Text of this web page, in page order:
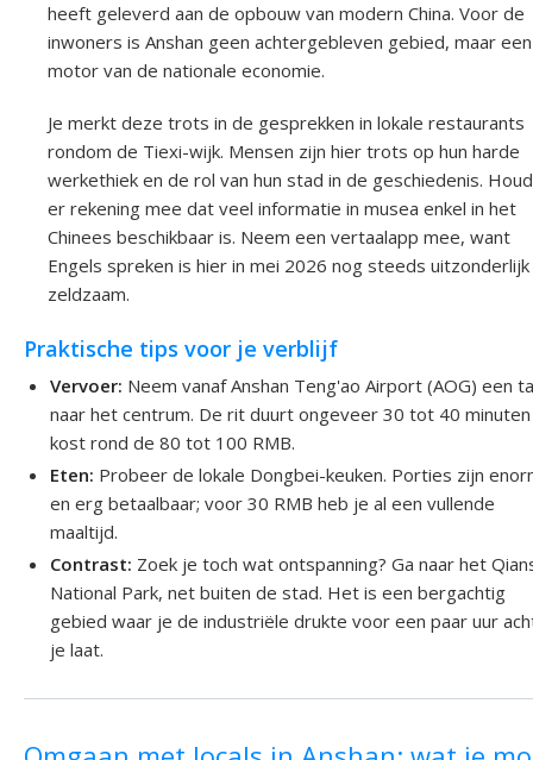
heeft geleverd aan de opbouw van modern China. Voor de
inwoners is Anshan geen achtergebleven gebied, maar een
motor van de nationale economie.
Je merkt deze trots in de gesprekken in lokale restaurants
rondom de Tiexi-wijk. Mensen zijn hier trots op hun harde
werkethiek en de rol van hun stad in de geschiedenis. Houd
er rekening mee dat veel informatie in musea enkel in het
Chinees beschikbaar is. Neem een vertaalapp mee, want
Engels spreken is hier in mei 2026 nog steeds uitzonderlijk
zeldzaam.
Praktische tips voor je verblijf
Vervoer: Neem vanaf Anshan Teng'ao Airport (AOG) een
naar het centrum. De rit duurt ongeveer 30 tot 40
kost rond de 80 tot 100 RMB.
Eten: Probeer de lokale Dongbei-keuken. Porties zijn
en erg betaalbaar; voor 30 RMB heb je al een vullende
maaltijd.
Contrast: Zoek je toch wat ontspanning? Ga naar het
National Park, net buiten de stad. Het is een bergachtig
gebied waar je de industriële drukte voor een paar uur
je laat.